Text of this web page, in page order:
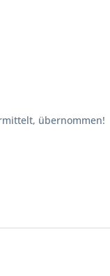
übernommen!